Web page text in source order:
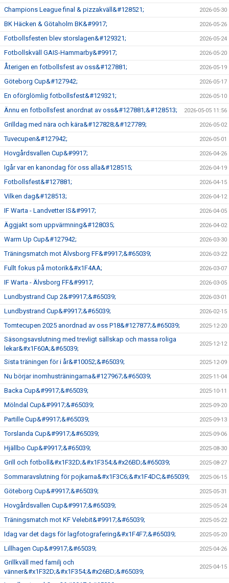
Champions League final & pizzakväll&#128521; 2026-05-30
BK Häcken & Götaholm BK&#9917; 2026-05-26
Fotbollsfesten blev storslagen&#129321; 2026-05-24
Fotbollskväll GAIS-Hammarby&#9917; 2026-05-20
Återigen en fotbollsfest av oss&#127881; 2026-05-19
Göteborg Cup&#127942; 2026-05-17
En oförglömlig fotbollsfest&#129321; 2026-05-10
Ännu en fotbollsfest anordnat av oss&#127881;&#128513; 2026-05-05 11:56
Grilldag med nära och kära&#127828;&#127789; 2026-05-02
Tuvecupen&#127942; 2026-05-01
Hovgårdsvallen Cup&#9917; 2026-04-26
Igår var en kanondag för oss alla&#128515; 2026-04-19
Fotbollsfest&#127881; 2026-04-15
Vilken dag&#128513; 2026-04-12
IF Warta - Landvetter IS&#9917; 2026-04-05
Äggjakt som uppvärmning&#128035; 2026-04-02
Warm Up Cup&#127942; 2026-03-30
Träningsmatch mot Älvsborg FF&#9917;&#65039; 2026-03-22
Fullt fokus på motorik&#x1F4AA; 2026-03-07
IF Warta - Älvsborg FF&#9917; 2026-03-05
Lundbystrand Cup 2&#9917;&#65039; 2026-03-01
Lundbystrand Cup&#9917;&#65039; 2026-02-15
Tomtecupen 2025 anordnad av oss P18&#127877;&#65039; 2025-12-20
Säsongsavslutning med trevligt sällskap och massa roliga
lekar&#x1F60A;&#65039;
2025-12-12
Sista träningen för i år&#10052;&#65039; 2025-12-09
Nu börjar inomhusträningarna&#127967;&#65039; 2025-11-04
Backa Cup&#9917;&#65039; 2025-10-11
Mölndal Cup&#9917;&#65039; 2025-09-20
Partille Cup&#9917;&#65039; 2025-09-13
Torslanda Cup&#9917;&#65039; 2025-09-06
Hjällbo Cup&#9917;&#65039; 2025-08-30
Grill och fotboll&#x1F32D;&#x1F354;&#x26BD;&#65039; 2025-08-27
Sommaravslutning för pojkarna&#x1F3C6;&#x1F4DC;&#65039; 2025-06-15
Göteborg Cup&#9917;&#65039; 2025-05-31
Hovgårdsvallen Cup&#9917;&#65039; 2025-05-24
Träningsmatch mot KF Velebit&#9917;&#65039; 2025-05-22
Idag var det dags för lagfotografering&#x1F4F7;&#65039; 2025-05-20
Lillhagen Cup&#9917;&#65039; 2025-04-26
Grillkväll med familj och
vänner&#x1F32D;&#x1F354;&#x26BD;&#65039;
2025-04-15